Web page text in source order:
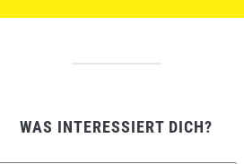
WAS INTERESSIERT DICH?